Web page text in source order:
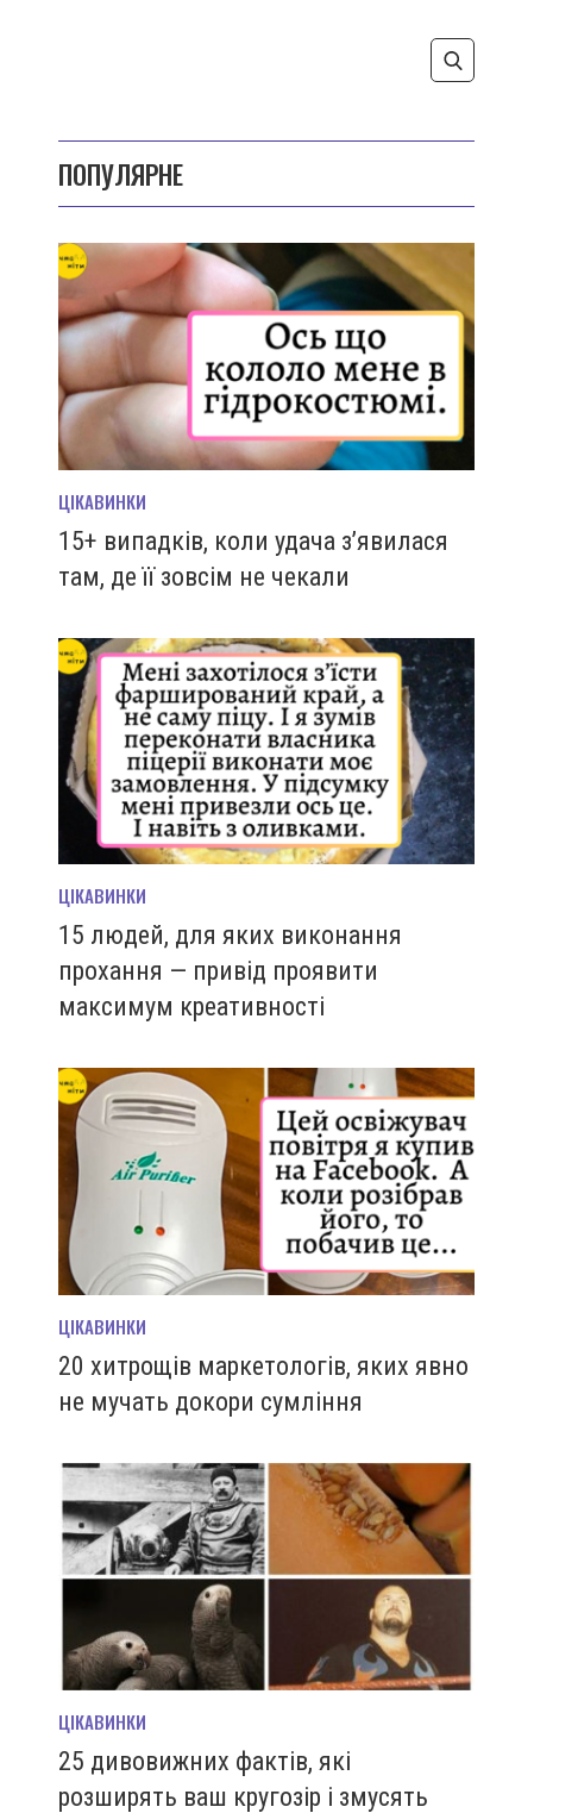
ПОПУЛЯРНЕ
ЦІКАВИНКИ
15+ випадків, коли удача з’явилася
там, де її зовсім не чекали
ЦІКАВИНКИ
15 людей, для яких виконання
прохання — привід проявити
максимум креативності
ЦІКАВИНКИ
20 хитрощів маркетологів, яких явно
не мучать докори сумління
ЦІКАВИНКИ
25 дивовижних фактів, які
розширять ваш кругозір і змусять